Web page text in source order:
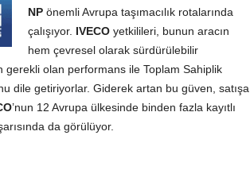
NPönemli Avrupa taşımacılık rotalarında
çalışıyor. IVECOyetkilileri, bunun aracın
hem çevresel olarak sürdürülebilir
gerekli olan performans ile Toplam Sahiplik
dile getiriyorlar. Giderek artan bu güven, satışa
’nun 12 Avrupa ülkesinde binden fazla kayıtlı
da görülüyor.